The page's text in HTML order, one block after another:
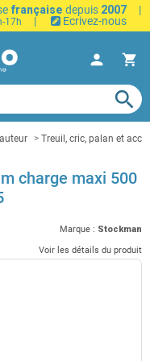
française depuis 2007
|
17h | Ecrivez-nous
person shopping_cart
search
Treuil, cric, palan et
charge maxi 500
Marque : Stockman
Voir les détails du produit